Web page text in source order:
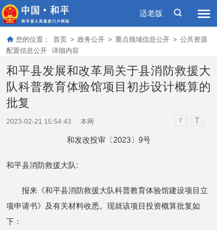
适老版
您的位置： 首页 > 政务公开 > 重点领域信息公开 > 公共资源
配置信息公开
详细内容
和平县发展和改革局关于县消防救援大
队科普教育体验馆项目初步设计概算的
批复
2023-02-21 15:54:43 本网 T T
和发改投审〔2023〕9号
和平县消防救援大队:
报来《和平县消防救援大队科普教育体验馆建设项目立
项申请书》及有关材料收悉。现就该项目投资概算批复如
下：